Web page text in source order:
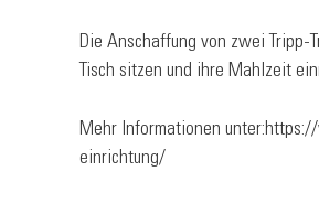
Die Anschaffung von zwei Tripp-
Tisch sitzen und ihre Mahlzeit
Mehr Informationen unter:
einrichtung/